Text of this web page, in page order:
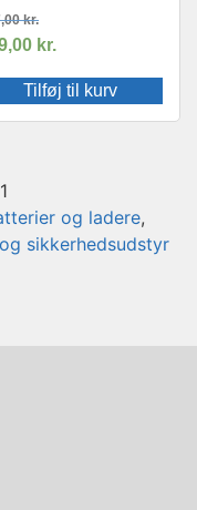
kr.
kr.
Tilføj til kurv
og ladere,
sikkerhedsudstyr